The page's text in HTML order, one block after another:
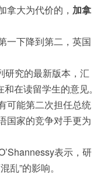
拿大为代价的， 加拿
一下降到第二，英国
研究的最新版本，汇
在读留学生的意见。
可能第二次担任总统
国家的竞争对手更为
表示，研
乱”的影响。